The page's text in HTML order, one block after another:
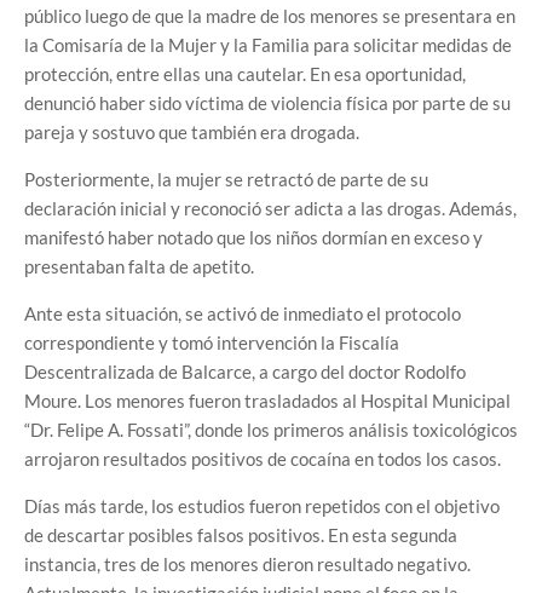
público luego de que la madre de los menores se presentara en
la Comisaría de la Mujer y la Familia para solicitar medidas de
protección, entre ellas una cautelar. En esa oportunidad,
denunció haber sido víctima de violencia física por parte de su
pareja y sostuvo que también era drogada.
Posteriormente, la mujer se retractó de parte de su
declaración inicial y reconoció ser adicta a las drogas. Además,
manifestó haber notado que los niños dormían en exceso y
presentaban falta de apetito.
Ante esta situación, se activó de inmediato el protocolo
correspondiente y tomó intervención la Fiscalía
Descentralizada de Balcarce, a cargo del doctor Rodolfo
Moure. Los menores fueron trasladados al Hospital Municipal
“Dr. Felipe A. Fossati”, donde los primeros análisis toxicológicos
arrojaron resultados positivos de cocaína en todos los casos.
Días más tarde, los estudios fueron repetidos con el objetivo
de descartar posibles falsos positivos. En esta segunda
instancia, tres de los menores dieron resultado negativo.